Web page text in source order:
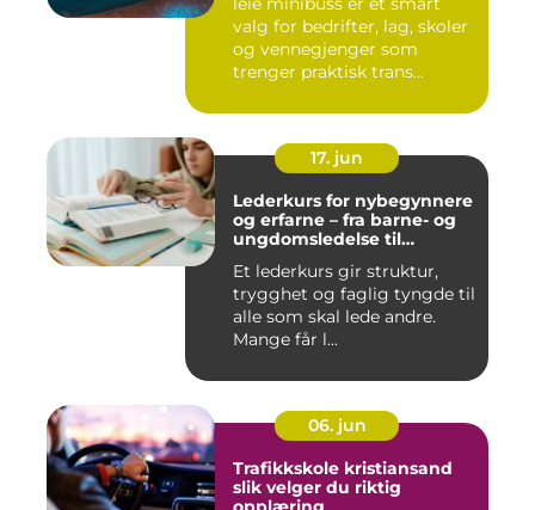
valg for bedrifter, lag, skoler
og vennegjenger som
trenger praktisk trans...
17. jun
Lederkurs for nybegynnere
og erfarne – fra barne- og
ungdomsledelse til
Et lederkurs gir struktur,
trygghet og faglig tyngde til
alle som skal lede andre.
Mange får l...
06. jun
Trafikkskole kristiansand
slik velger du riktig